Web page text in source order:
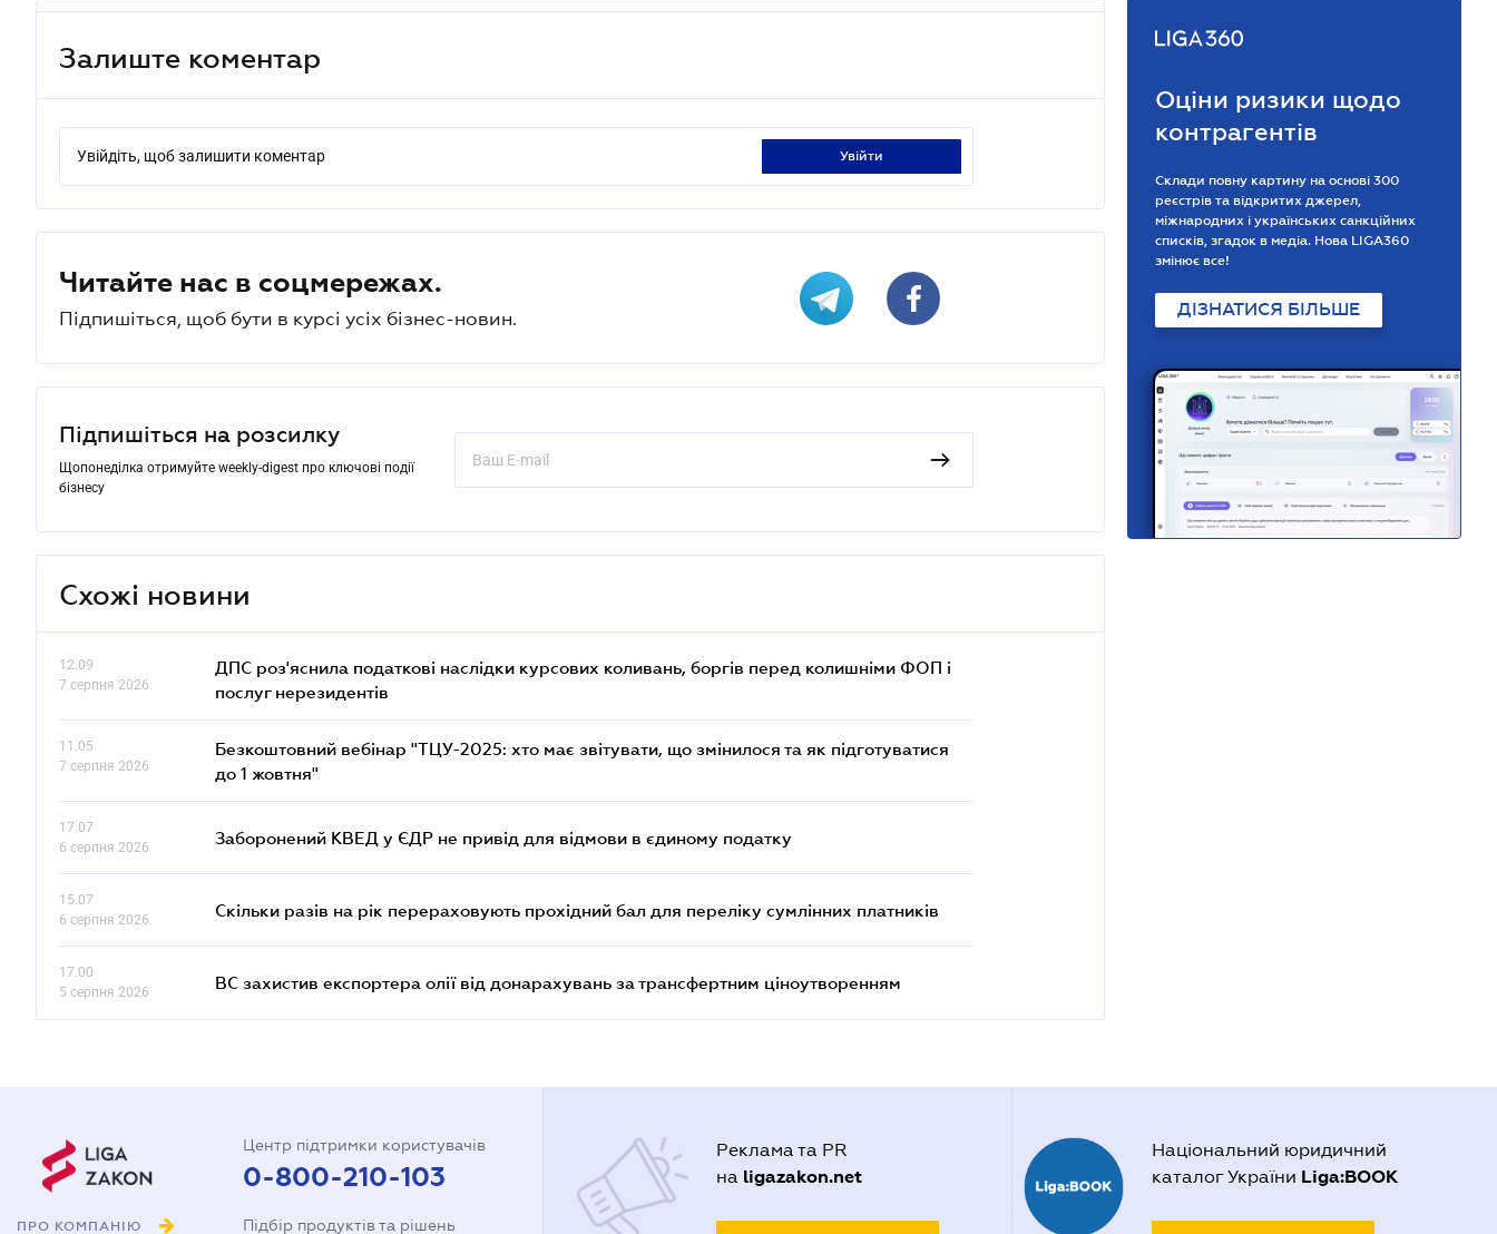
Залиште коментар
Увійдіть, щоб залишити коментар увійти
Читайте нас в соцмережах.
Підпишіться, щоб бути в курсі усіх бізнес-новин.
Підпишіться на розсилку
Щопонеділка отримуйте weekly-digest про ключові події
бізнесу
Схожі новини
12.09
7 серпня 2026
ДПС роз'яснила податкові наслідки курсових коливань, боргів перед колишніми ФОП і
послуг нерезидентів
11.05
7 серпня 2026
Безкоштовний вебінар "ТЦУ-2025: хто має звітувати, що змінилося та як підготуватися
до 1 жовтня"
17.07
6 серпня 2026
Заборонений КВЕД у ЄДР не привід для відмови в єдиному податку
15.07
6 серпня 2026
Скільки разів на рік перераховують прохідний бал для переліку сумлінних платників
17.00
5 серпня 2026
ВС захистив експортера олії від донарахувань за трансфертним ціноутворенням
Оціни ризики щодо
контрагентів
Склади повну картину на основі 300
реєстрів та відкритих джерел,
міжнародних і українських санкційних
списків, згадок в медіа. Нова LIGA360
змінює все!
ДІЗНАТИСЯ БІЛЬШЕ
ПРО КОМПАНІЮ
Центр підтримки користувачів
0-800-210-103
Підбір продуктів та рішень
Реклама та PR
на ligazakon.net
Національний юридичний
каталог України Liga:BOOK